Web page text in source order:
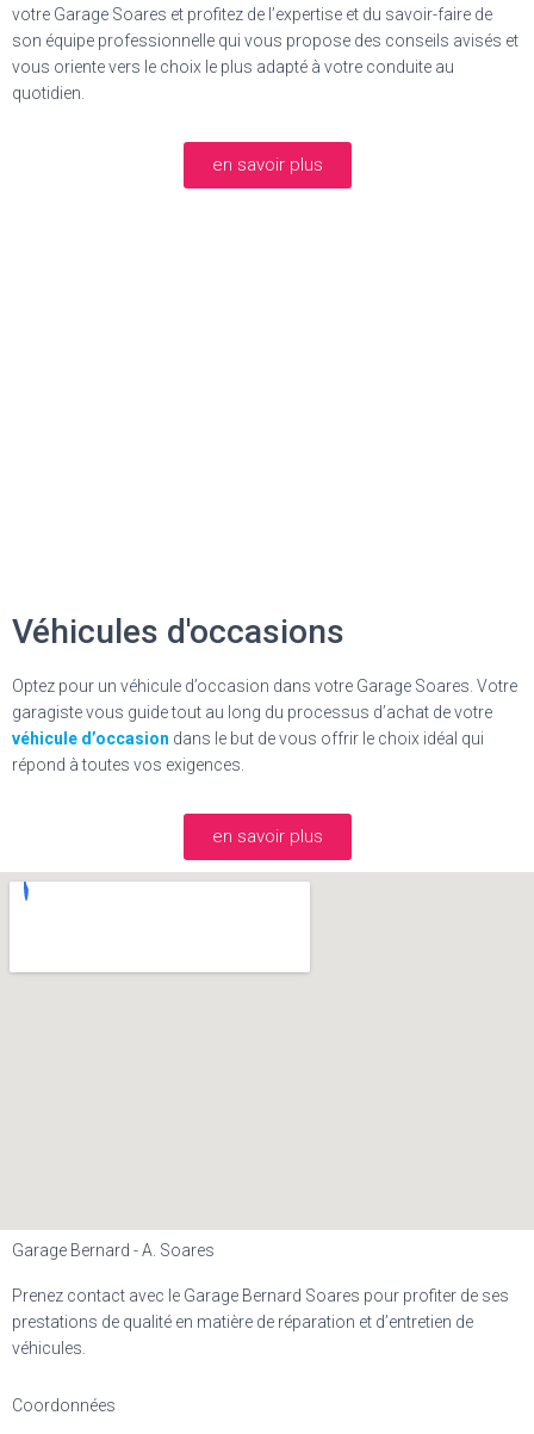
votre Garage Soares et profitez de l’expertise et du savoir-faire de
son équipe professionnelle qui vous propose des conseils avisés et
vous oriente vers le choix le plus adapté à votre conduite au
quotidien.
en savoir plus
Véhicules d'occasions
Optez pour un véhicule d’occasion dans votre Garage Soares . Votre
garagiste vous guide tout au long du processus d’achat de votre
véhicule d’occasion dans le but de vous offrir le choix idéal qui
répond à toutes vos exigences.
en savoir plus
Garage Bernard - A. Soares
Prenez contact avec le Garage Bernard Soares pour profiter de ses
prestations de qualité en matière de réparation et d’entretien de
véhicules.
Coordonnées